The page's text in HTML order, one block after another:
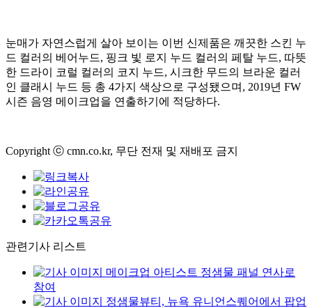
눈매가 자연스럽게 살아 보이는 이번 신제품은 깨끗한 스킨 누
드 컬러의 베어누드, 핑크 빛 로지 누드 컬러의 페탈 누드, 따뜻
한 드라이 코럴 컬러의 코지 누드, 시크한 무드의 브라운 컬러
인 클래시 누드 등 총 4가지 색상으로 구성됐으며, 2019년 FW
시즌 음영 메이크업을 연출하기에 적당하다.
Copyright ⓒ cmn.co.kr, 무단 전재 및 재배포 금지
관련기사 리스트
메이크업 아티스트 정샘물 패널 연사로
참여
정샘물뷰티, 뉴욕 유니언스퀘어에서 팝업